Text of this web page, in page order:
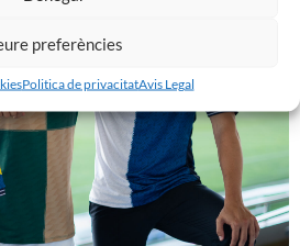
preferències
Politica de privacitatAvis Legal
𝒂 𝒑𝒆𝒓 𝒍𝒂 𝒔𝒆𝒈𝒖̈𝒆𝒏𝒕